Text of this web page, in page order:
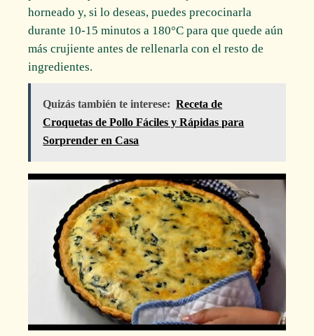
horneado y, si lo deseas, puedes precocinarla
durante 10-15 minutos a 180°C para que quede aún
más crujiente antes de rellenarla con el resto de
ingredientes.
Quizás también te interese: Receta de
Croquetas de Pollo Fáciles y Rápidas para
Sorprender en Casa